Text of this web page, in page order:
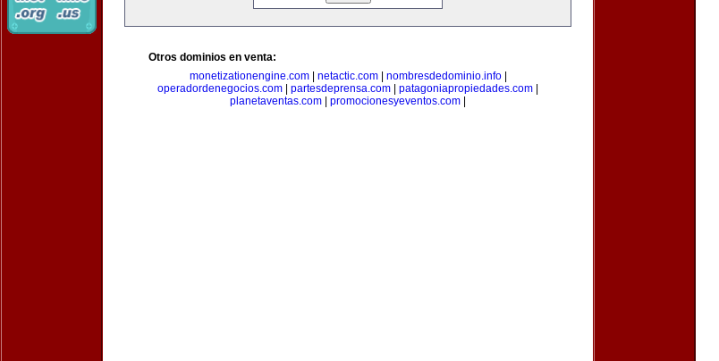
Otros dominios en venta:
monetizationengine.com| netactic.com| nombresdedominio.info|
operadordenegocios.com
partesdeprensa.com patagoniapropiedades.com
planetaventas.com
promocionesyeventos.com